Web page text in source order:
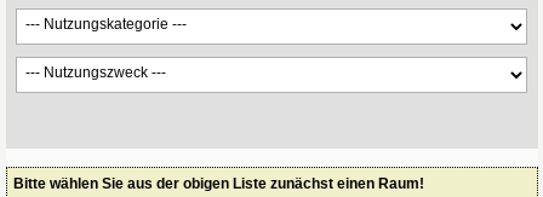
Bitte wählen Sie aus der obigen Liste zunächst einen Raum!